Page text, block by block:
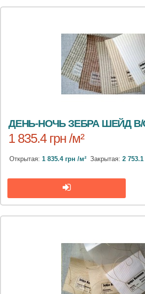
ДЕНЬ-НОЧЬ ЗЕБРА ШЕЙД B/
1 835.4 грн /м²
Открытая: 1 835.4 грн /м² Закрытая: 2